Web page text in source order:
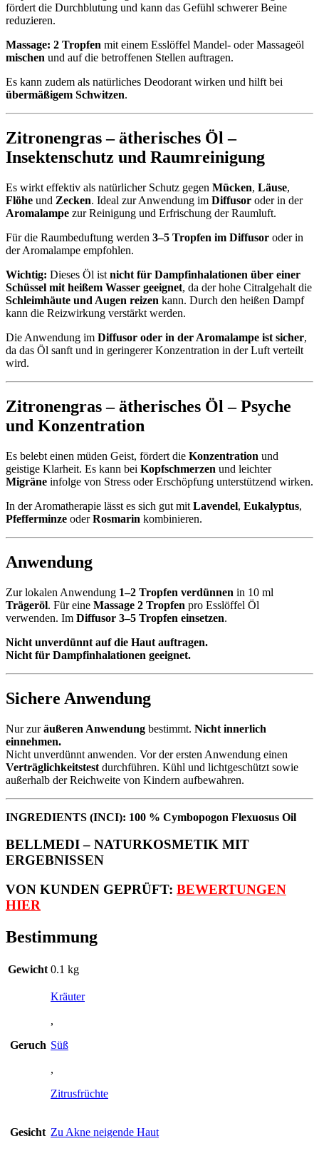
fördert die Durchblutung und kann das Gefühl schwerer Beine
reduzieren.
Massage: 2 Tropfen mit einem Esslöffel Mandel- oder Massageöl
mischen und auf die betroffenen Stellen auftragen.
Es kann zudem als natürliches Deodorant wirken und hilft bei
übermäßigem Schwitzen.
Zitronengras – ätherisches Öl –
Insektenschutz und Raumreinigung
Es wirkt effektiv als natürlicher Schutz gegen Mücken, Läuse,
Flöhe und Zecken. Ideal zur Anwendung im Diffusor oder in der
Aromalampe zur Reinigung und Erfrischung der Raumluft.
Für die Raumbeduftung werden 3–5 Tropfen im Diffusor oder in
der Aromalampe empfohlen.
Wichtig: Dieses Öl ist nicht für Dampfinhalationen über einer
Schüssel mit heißem Wasser geeignet, da der hohe Citralgehalt die
Schleimhäute und Augen reizen kann. Durch den heißen Dampf
kann die Reizwirkung verstärkt werden.
Die Anwendung im Diffusor oder in der Aromalampe ist sicher,
da das Öl sanft und in geringerer Konzentration in der Luft verteilt
wird.
Zitronengras – ätherisches Öl – Psyche
und Konzentration
Es belebt einen müden Geist, fördert die Konzentration und
geistige Klarheit. Es kann bei Kopfschmerzen und leichter
Migräne infolge von Stress oder Erschöpfung unterstützend wirken.
In der Aromatherapie lässt es sich gut mit Lavendel, Eukalyptus,
Pfefferminze oderRosmarin kombinieren.
Anwendung
Zur lokalen Anwendung 1–2 Tropfen verdünnen in 10 ml
Trägeröl. Für eine Massage 2 Tropfen pro Esslöffel Öl
verwenden. Im Diffusor 3–5 Tropfen einsetzen.
Nicht unverdünnt auf die Haut auftragen.
Nicht für Dampfinhalationen geeignet.
Sichere Anwendung
Nur zuräußeren Anwendung bestimmt. Nicht innerlich
einnehmen.
Nicht unverdünnt anwenden. Vor der ersten Anwendung einen
Verträglichkeitstest durchführen. Kühl und lichtgeschützt sowie
außerhalb der Reichweite von Kindern aufbewahren.
INGREDIENTS (INCI): 100 % Cymbopogon Flexuosus Oil
BELLMEDI – NATURKOSMETIK MIT
ERGEBNISSEN
VON KUNDEN GEPRÜFT: BEWERTUNGEN
HIER
Bestimmung
Gewicht 0.1 kg
Geruch
Kräuter
,
Süß
,
Zitrusfrüchte
Gesicht Zu Akne neigende Haut